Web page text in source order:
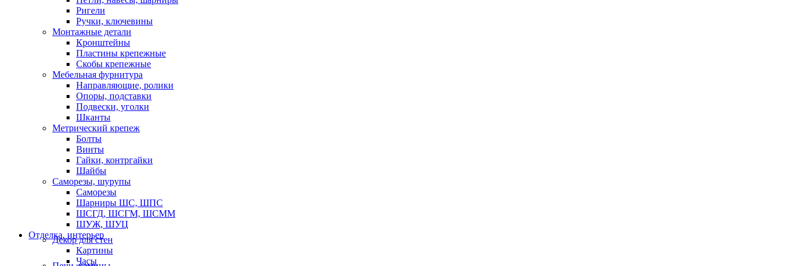
Ригели
Ручки, ключевины
Монтажные детали
Кронштейны
Пластины крепежные
Скобы крепежные
Мебельная фурнитура
Направляющие, ролики
Опоры, подставки
Подвески, уголки
Шканты
Метрический крепеж
Болты
Винты
Гайки, контргайки
Шайбы
Саморезы, шурупы
Саморезы
Шарниры ШС, ШПС
ШСГД, ШСГМ, ШСММ
ШУЖ, ШУЦ
Отделка, интерьер
Декор для стен
Картины
Часы